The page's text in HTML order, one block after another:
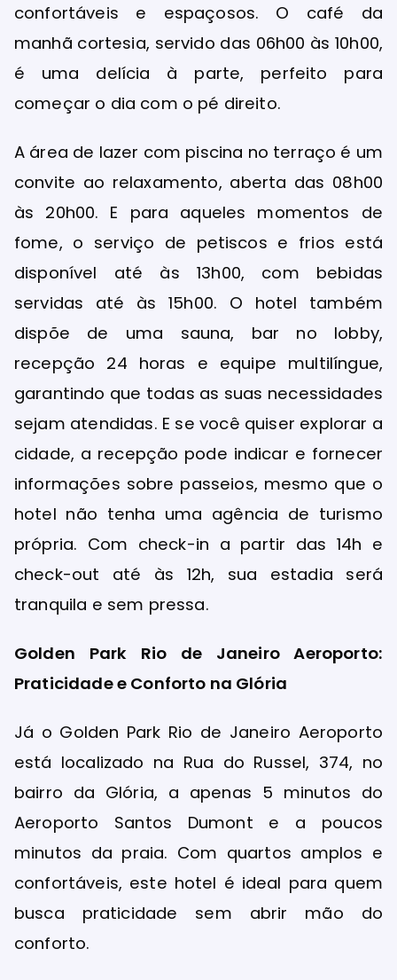
confortáveis e espaçosos. O café da
manhã cortesia, servido das 06h00 às 10h00,
é uma delícia à parte, perfeito para
começar o dia com o pé direito.
A área de lazer com piscina no terraço é um
convite ao relaxamento, aberta das 08h00
às 20h00. E para aqueles momentos de
fome, o serviço de petiscos e frios está
disponível até às 13h00, com bebidas
servidas até às 15h00. O hotel também
dispõe de uma sauna, bar no lobby,
recepção 24 horas e equipe multilíngue,
garantindo que todas as suas necessidades
sejam atendidas. E se você quiser explorar a
cidade, a recepção pode indicar e fornecer
informações sobre passeios, mesmo que o
hotel não tenha uma agência de turismo
própria. Com check-in a partir das 14h e
check-out até às 12h, sua estadia será
tranquila e sem pressa.
Golden Park Rio de Janeiro Aeroporto:
Praticidade e Conforto na Glória
Já o Golden Park Rio de Janeiro Aeroporto
está localizado na Rua do Russel, 374, no
bairro da Glória, a apenas 5 minutos do
Aeroporto Santos Dumont e a poucos
minutos da praia. Com quartos amplos e
confortáveis, este hotel é ideal para quem
busca praticidade sem abrir mão do
conforto.